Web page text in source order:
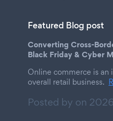
Featured Blog post
Converting Cross-
Black Friday & Cyber
Online commerce is an
overall retail business.
Posted by on